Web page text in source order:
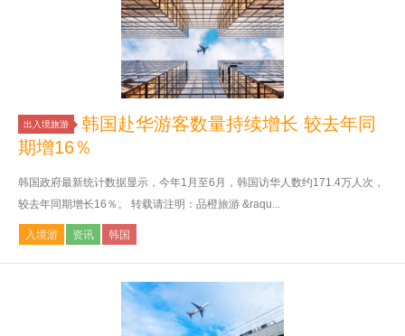
出入境旅游
韩国赴华游客数量持续增长 较去年同
期增16％
韩国政府最新统计数据显示，今年1月至6月，韩国访华人数约171.4万人次，
较去年同期增长16％。 转载请注明：品橙旅游 &raqu...
入境游 资讯 韩国